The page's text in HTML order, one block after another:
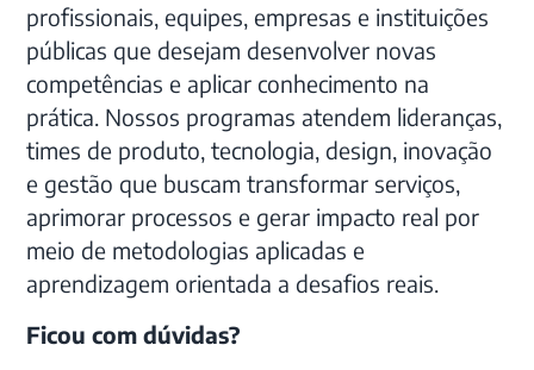
profissionais, equipes, empresas e instituições
públicas que desejam desenvolver novas
competências e aplicar conhecimento na
prática. Nossos programas atendem lideranças,
times de produto, tecnologia, design, inovação
e gestão que buscam transformar serviços,
aprimorar processos e gerar impacto real por
meio de metodologias aplicadas e
aprendizagem orientada a desafios reais.
Ficou com dúvidas?